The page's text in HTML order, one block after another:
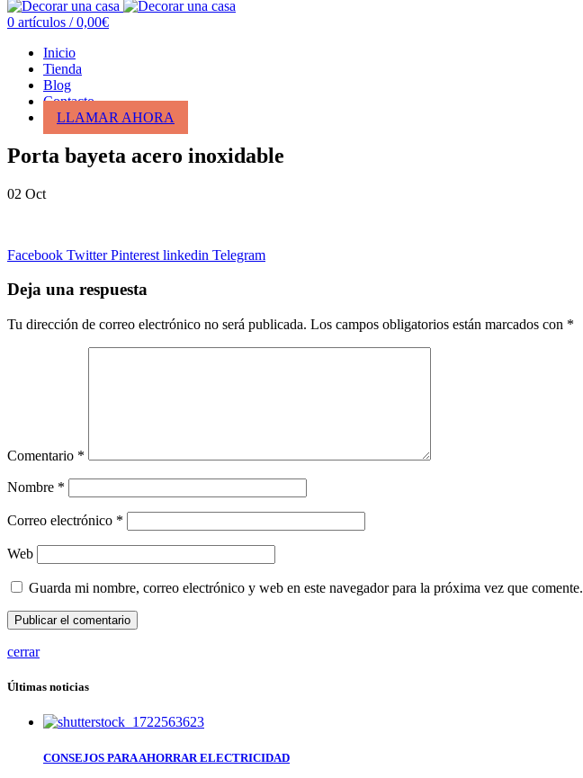
0 artículos / 0,00€
Inicio
Tienda
Blog
Contacto
LLAMAR AHORA
Porta bayeta acero inoxidable
02 Oct
Facebook Twitter Pinterest linkedin Telegram
Deja una respuesta
Tu dirección de correo electrónico no será publicada. Los campos obligatorios están marcados con *
Comentario *
Nombre *
Correo electrónico *
Web
Guarda mi nombre, correo electrónico y web en este navegador para la próxima vez que comente.
cerrar
Últimas noticias
CONSEJOS PARA AHORRAR ELECTRICIDAD